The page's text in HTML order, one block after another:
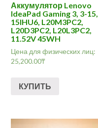
Аккумулятор Lenovo
IdeaPad Gaming 3, 3-15,
15IHU6, L20M3PC2,
L20D3PC2, L20L3PC2,
11.52V 45WH
Цена для физических лиц:
25,200.00₸
КУПИТЬ